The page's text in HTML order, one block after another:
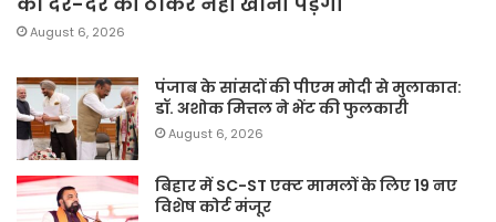
August 6, 2026
पंजाब के सांसदों की पीएम मोदी से मुलाकात:
डॉ. अशोक मित्तल ने भेंट की फुलकारी
August 6, 2026
बिहार में SC-ST एक्ट मामलों के लिए 19 नए
विशेष कोर्ट मंजूर